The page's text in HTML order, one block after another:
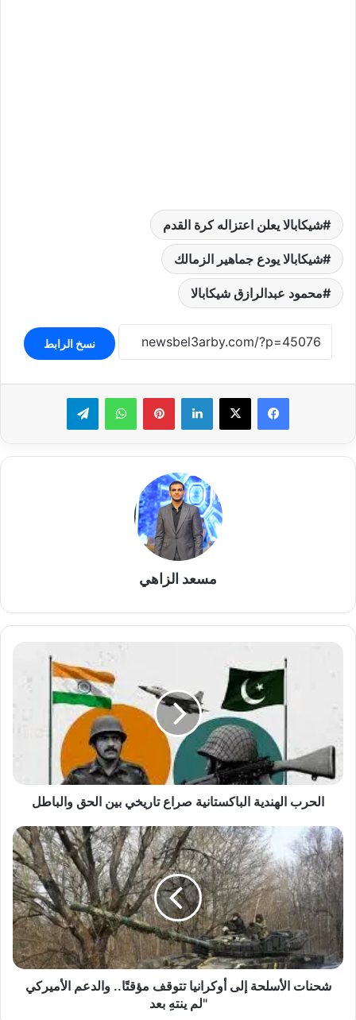
شيكابالا يعلن اعتزاله كرة القدم
شيكابالا يودع جماهير الزمالك
محمود عبدالرازق شيكابالا
نسخ الرابط
لينكدإن بينتيريستواتساب تيلقرام
مسعد الزاهي
الحق
والباطل
الحرب الهندية الباكستانية صراع تاريخي بين الحق والباطل
شحنات
الأسلحة
إلى
أوكرانيا
تتوقف
مؤقتًا..
والدعم
الأميركي
"لم
ينتهِشحنات الأسلحة إلى أوكرانيا تتوقف مؤقتًا.. والدعم الأميركي
"لم ينتهِ بعد